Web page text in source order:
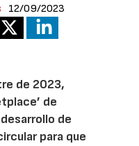
12/09/2023
de 2023,
de
de
para que